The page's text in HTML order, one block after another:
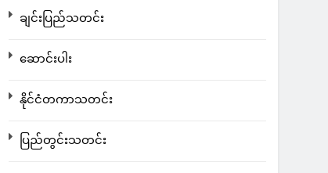
ချင်းပြည်သတင်း
ဆောင်းပါး
နိုင်ငံတကာသတင်း
ပြည်တွင်းသတင်း